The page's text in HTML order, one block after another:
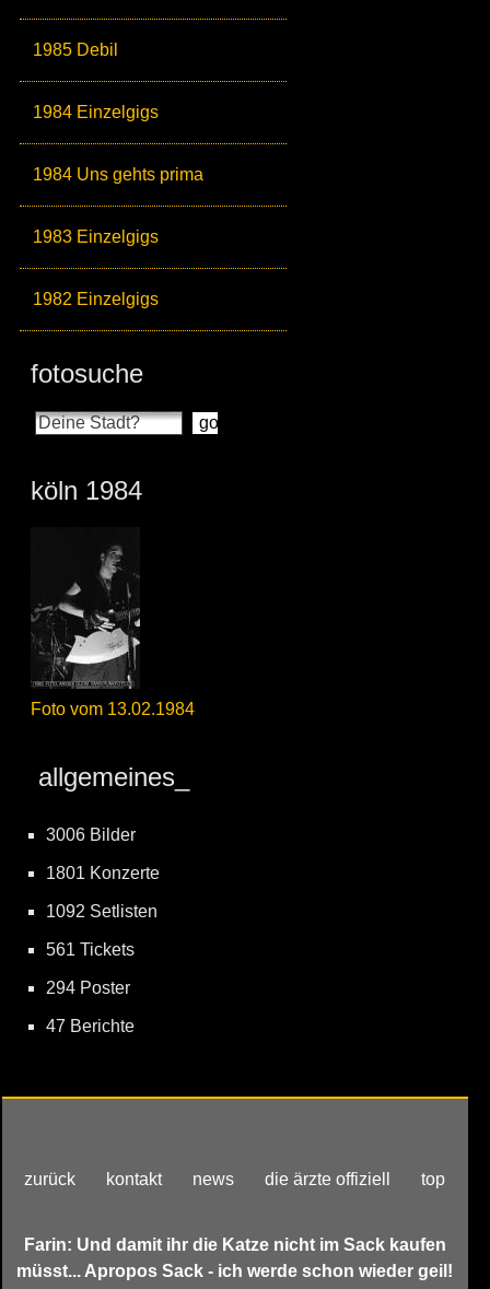
1985 Debil
1984 Einzelgigs
1984 Uns gehts prima
1983 Einzelgigs
1982 Einzelgigs
fotosuche
köln 1984
Foto vom 13.02.1984
allgemeines_
3006 Bilder
1801 Konzerte
1092 Setlisten
561 Tickets
294 Poster
47 Berichte
zurück kontakt news die ärzte offiziell top
Farin: Und damit ihr die Katze nicht im Sack kaufen
müsst... Apropos Sack - ich werde schon wieder geil!